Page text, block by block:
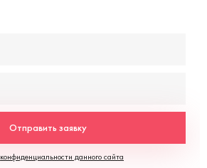
Отправить заявку
конфиденциальности данного сайта